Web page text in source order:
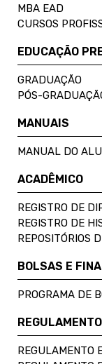
MBA EAD
CURSOS
EDUCAÇÃO
GRADUAÇÃO
PÓS-
MANUAIS
MANUAL DO
ACADÊMICO
REGISTRO DE
REGISTRO DE
REPOSITÓRIOS
BOLSAS E
PROGRAMA DE
REGULAMENTO